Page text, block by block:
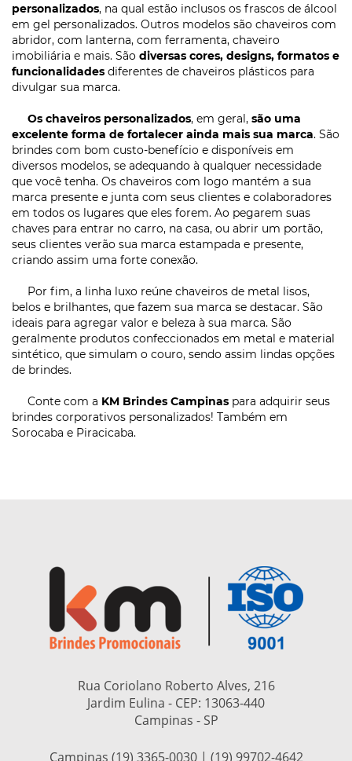
personalizados, na qual estão inclusos os frascos de álcool
em gel personalizados. Outros modelos são chaveiros com
abridor, com lanterna, com ferramenta, chaveiro
imobiliária e mais. São diversas cores, designs, formatos e
funcionalidades diferentes de chaveiros plásticos para
divulgar sua marca.
Os chaveiros personalizados, em geral, são uma
excelente forma de fortalecer ainda mais sua marca. São
brindes com bom custo-benefício e disponíveis em
diversos modelos, se adequando à qualquer necessidade
que você tenha. Os chaveiros com logo mantém a sua
marca presente e junta com seus clientes e colaboradores
em todos os lugares que eles forem. Ao pegarem suas
chaves para entrar no carro, na casa, ou abrir um portão,
seus clientes verão sua marca estampada e presente,
criando assim uma forte conexão.
Por fim, a linha luxo reúne chaveiros de metal lisos,
belos e brilhantes, que fazem sua marca se destacar. São
ideais para agregar valor e beleza à sua marca. São
geralmente produtos confeccionados em metal e material
sintético, que simulam o couro, sendo assim lindas opções
de brindes.
Conte com a KM Brindes Campinas para adquirir seus
brindes corporativos personalizados! Também em
Sorocaba e Piracicaba.
Rua Coriolano Roberto Alves, 216
Jardim Eulina - CEP: 13063-440
Campinas - SP
Campinas (19) 3365-0030 | (19) 99702-4642